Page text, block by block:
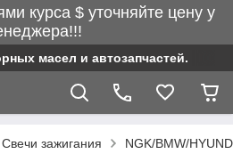
курса $ уточняйте цену у
масел и автозапчастей.
Свечи зажигания NGK/BMW/